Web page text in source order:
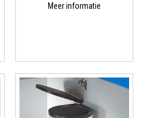
Meer informatie